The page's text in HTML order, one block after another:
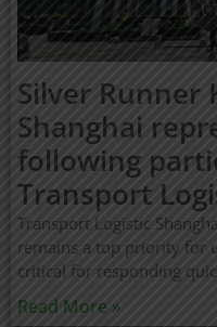
Silver Runner
Shanghai
following
Transport
Transport Logistic
remains a top priority for
critical for responding
Read More »